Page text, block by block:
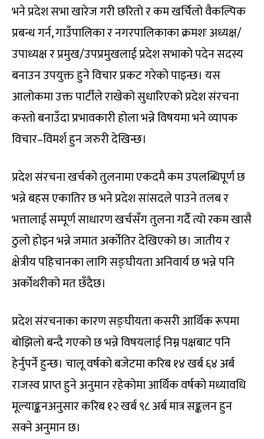
भने प्रदेश सभा खारेज गरी छरितो र कम खर्चिलो वैकल्पिक
प्रबन्ध गर्न, गाउँपालिका र नगरपालिकाका क्रमशः अध्यक्ष/
उपाध्यक्ष र प्रमुख/उपप्रमुखलाई प्रदेश सभाको पदेन सदस्य
बनाउन उपयुक्त हुने विचार प्रकट गरेको पाइन्छ। यस
आलोकमा उक्त पार्टीले राखेको सुधारिएको प्रदेश संरचना
कस्तो बनाउँदा प्रभावकारी होला भन्ने विषयमा भने व्यापक
विचार–विमर्श हुन जरुरी देखिन्छ।
प्रदेश संरचना खर्चको तुलनामा एकदमै कम उपलब्धिपूर्ण छ
भन्ने बहस एकातिर छ भने प्रदेश सांसदले पाउने तलब र
भत्तालाई सम्पूर्ण साधारण खर्चसँग तुलना गर्दै त्यो रकम खासै
ठुलो होइन भन्ने जमात अर्कोतिर देखिएको छ। जातीय र
क्षेत्रीय पहिचानका लागि सङ्घीयता अनिवार्य छ भन्ने पनि
अर्कोथरीको मत छँदैछ।
प्रदेश संरचनाका कारण सङ्घीयता कसरी आर्थिक रूपमा
बोझिलो बन्दै गएको छ भन्ने विषयलाई निम्न पक्षबाट पनि
हेर्नुपर्ने हुन्छ। चालू वर्षको बजेटमा करिब १४ खर्ब ६४ अर्ब
राजस्व प्राप्त हुने अनुमान रहेकोमा आर्थिक वर्षको मध्यावधि
मूल्याङ्कनअनुसार करिब १२ खर्ब ९८ अर्ब मात्र सङ्कलन हुन
सक्ने अनुमान छ।